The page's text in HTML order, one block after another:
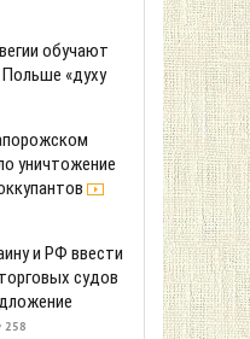
обучают
Польше «духу
уничтожение
и РФ ввести
судов
258